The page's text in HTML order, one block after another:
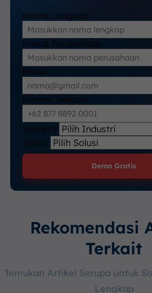
Nama Lengkap
Nama Perusahaan
Email
Nomor Telepon
Industri
Solusi
Demo Gratis
Rekomendasi
Terkait
Temukan Artikel Serupa untuk
Lengkap